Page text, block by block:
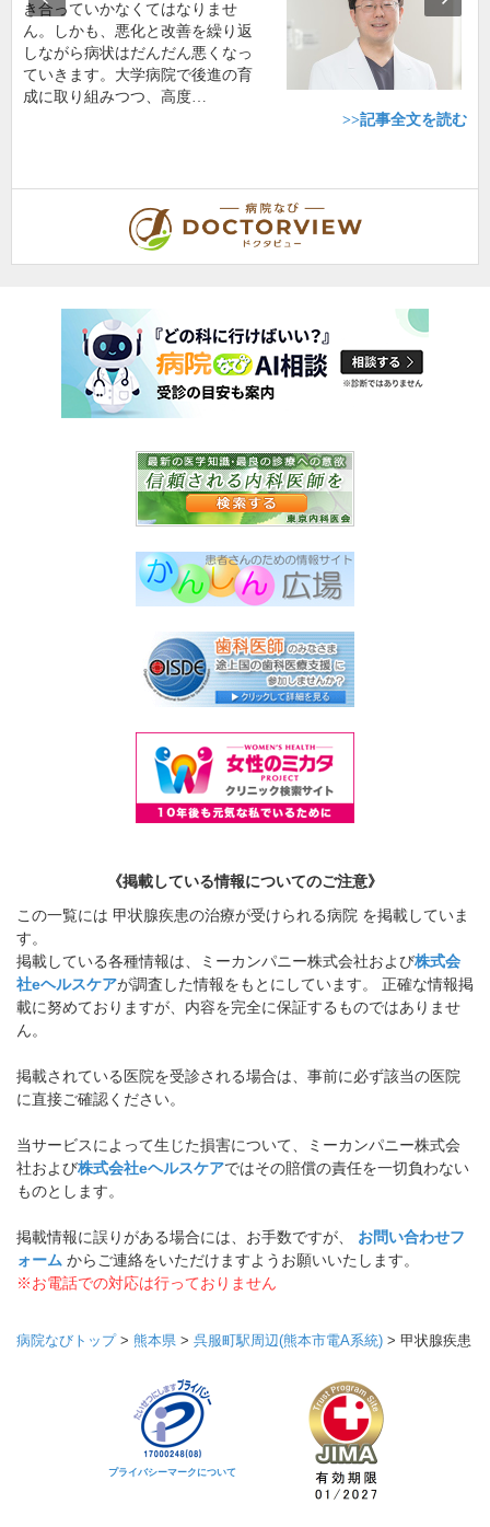
き合っていかなくてはなりませ
ん。しかも、悪化と改善を繰り返
しながら病状はだんだん悪くなっ
ていきます。大学病院で後進の育
成に取り組みつつ、高度…
>>記事全文を読む
《掲載している情報についてのご注意》
この一覧には 甲状腺疾患の治療が受けられる病院 を掲載していま
す。
掲載している各種情報は、ミーカンパニー株式会社および株式会
社eヘルスケアが調査した情報をもとにしています。 正確な情報掲
載に努めておりますが、内容を完全に保証するものではありませ
ん。
掲載されている医院を受診される場合は、事前に必ず該当の医院
に直接ご確認ください。
当サービスによって生じた損害について、ミーカンパニー株式会
社および株式会社eヘルスケアではその賠償の責任を一切負わない
ものとします。
掲載情報に誤りがある場合には、お手数ですが、 お問い合わせフ
ォーム からご連絡をいただけますようお願いいたします。
※お電話での対応は行っておりません
病院なびトップ> 熊本県 > 呉服町駅周辺(熊本市電A系統) > 甲状腺疾患
プライバシーマークについて